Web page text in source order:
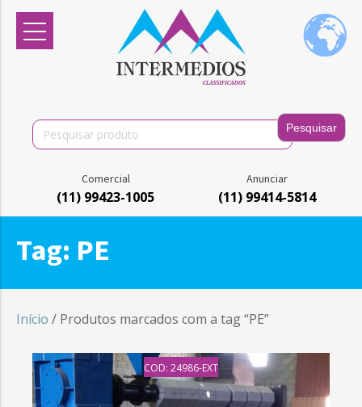
Search
for:
Comercial
(11) 99423-1005
Anunciar
(11) 99414-5814
Tag: PE
Início / Produtos marcados com a tag “PE”
COD: 24986-EXT